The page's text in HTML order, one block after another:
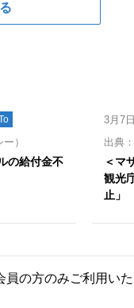
）
の給付金不
3月7日
出典
＜マ
観光
止」
の方のみご利用いた